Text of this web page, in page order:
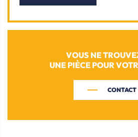
VOUS NE
UNE PIÈCE POUR
CONTACT